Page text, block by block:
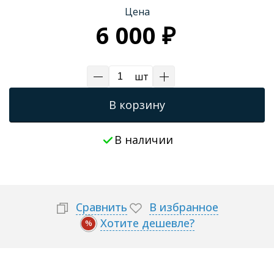
Трапы для душевых
Цена
6 000 ₽
шт
В корзину
В наличии
Сравнить В избранное
% Хотите дешевле?